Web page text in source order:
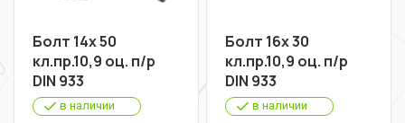
Болт 14х 50
кл.пр.10,9 оц. п/р
DIN 933
в наличии
Болт 16х 30
кл.пр.10,9 оц. п/р
DIN 933
в наличии